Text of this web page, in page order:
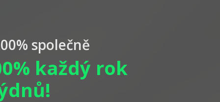
společně
každý rok